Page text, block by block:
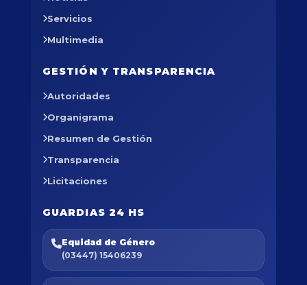
Servicios
Multimedia
GESTIÓN Y TRANSPARENCIA
Autoridades
Organigrama
Resumen de Gestión
Transparencia
Licitaciones
GUARDIAS 24 HS
Equidad de Género
(03447) 15406239